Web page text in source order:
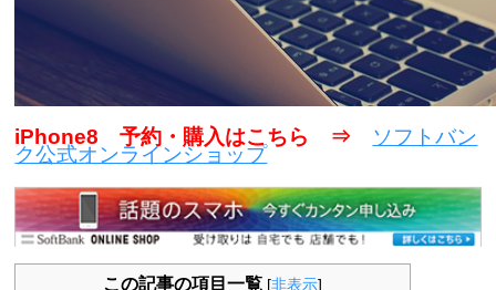
iPhone8 予約・購入はこちら ⇒ ソフトバン
ク公式オンラインショップ
この記事の項目一覧 [非表示]